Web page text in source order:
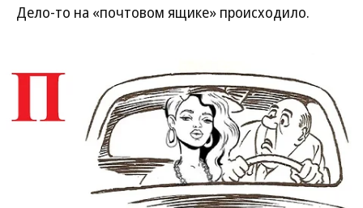
Дело-то на «почтовом ящике» происходило.